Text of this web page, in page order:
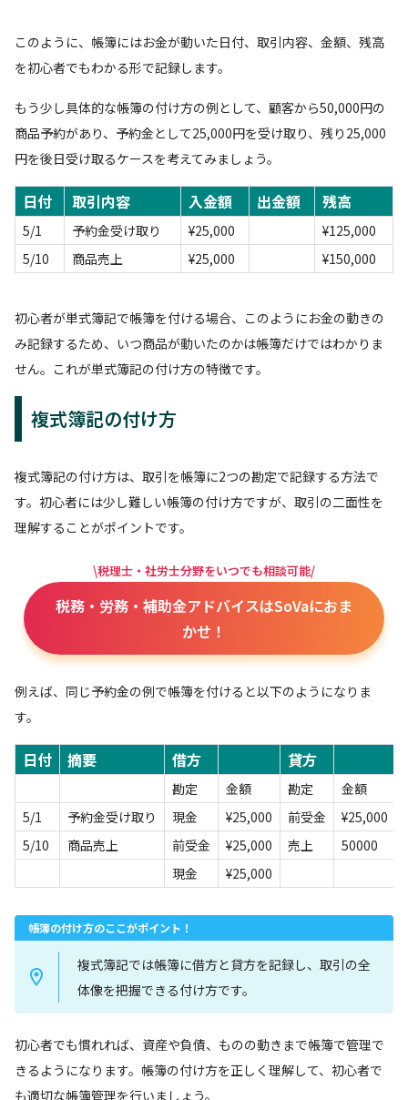
このように、帳簿にはお金が動いた日付、取引内容、金額、残高
を初心者でもわかる形で記録します。
もう少し具体的な帳簿の付け方の例として、顧客から50,000円の
商品予約があり、予約金として25,000円を受け取り、残り25,000
円を後日受け取るケースを考えてみましょう。
日付 取引内容 入金額 出金額 残高
5/1 予約金受け取り ¥25,000
¥125,000
5/10
商品売上 ¥25,000 ¥150,000
初心者が単式簿記で帳簿を付ける場合、このようにお金の動きの
み記録するため、いつ商品が動いたのかは帳簿だけではわかりま
せん。これが単式簿記の付け方の特徴です。
複式簿記の付け方
複式簿記の付け方は、取引を帳簿に2つの勘定で記録する方法で
す。初心者には少し難しい帳簿の付け方ですが、取引の二面性を
理解することがポイントです。
\税理士・社労士分野をいつでも相談可能/
税務・労務・補助金アドバイスはSoVaにおま
かせ！
例えば、同じ予約金の例で帳簿を付けると以下のようになりま
す。
日付 摘要 借方 貸方
勘定 金額 勘定
金額
5/1
予約金受け取り 現金 ¥25,000 前受金
¥25,000
5/10
商品売上 前受金 ¥25,000 売上
50000
現金
¥25,000
帳簿の付け方のここがポイント！
複式簿記では帳簿に借方と貸方を記録し、取引の全
体像を把握できる付け方です。
初心者でも慣れれば、資産や負債、ものの動きまで帳簿で管理で
きるようになります。帳簿の付け方を正しく理解して、初心者で
も適切な帳簿管理を行いましょう。